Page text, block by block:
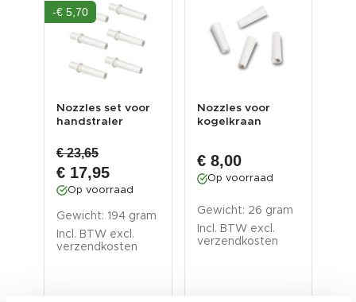
-€ 5,70
Nozzles set voor
handstraler
€ 23,65
€ 17,95
Op voorraad
Gewicht: 194 gram
Incl. BTW excl.
verzendkosten
Nozzles voor
kogelkraan
€ 8,00
Op voorraad
Gewicht: 26 gram
Incl. BTW excl.
verzendkosten